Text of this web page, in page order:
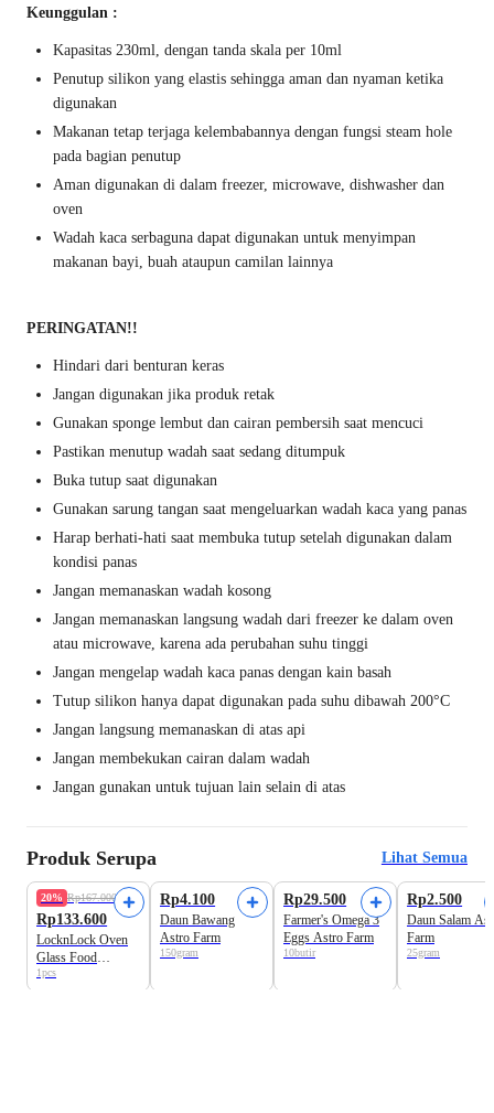
Keunggulan :
Kapasitas 230ml, dengan tanda skala per 10ml
Penutup silikon yang elastis sehingga aman dan nyaman ketika
digunakan
Makanan tetap terjaga kelembabannya dengan fungsi steam hole
pada bagian penutup
Aman digunakan di dalam freezer, microwave, dishwasher dan
oven
Wadah kaca serbaguna dapat digunakan untuk menyimpan
makanan bayi, buah ataupun camilan lainnya
PERINGATAN!!
Hindari dari benturan keras
Jangan digunakan jika produk retak
Gunakan sponge lembut dan cairan pembersih saat mencuci
Pastikan menutup wadah saat sedang ditumpuk
Buka tutup saat digunakan
Gunakan sarung tangan saat mengeluarkan wadah kaca yang panas
Harap berhati-hati saat membuka tutup setelah digunakan dalam
kondisi panas
Jangan memanaskan wadah kosong
Jangan memanaskan langsung wadah dari freezer ke dalam oven
atau microwave, karena ada perubahan suhu tinggi
Jangan mengelap wadah kaca panas dengan kain basah
Tutup silikon hanya dapat digunakan pada suhu dibawah 200°C
Jangan langsung memanaskan di atas api
Jangan membekukan cairan dalam wadah
Jangan gunakan untuk tujuan lain selain di atas
Produk Serupa Lihat Semua
20% Rp167.000
Rp133.600
LocknLock Oven
Glass Food
Container MPASI
1pcs
Rp4.100
Daun Bawang
Astro Farm
150gram
Rp29.500
Farmer's Omega 3
Eggs Astro Farm
10butir
Rp2.500
Daun Salam
Farm
25gram